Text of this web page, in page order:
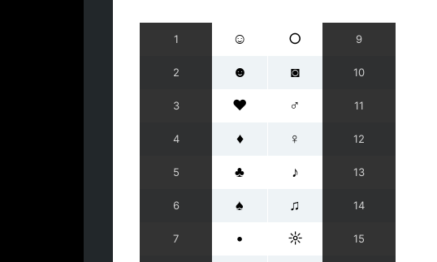
1 ☺
2 ☻
3 ♥
4 ♦
5 ♣
6 ♠
7 •
○ 9
◙ 10
♂ 11
♀ 12
♪ 13
♫ 14
☼ 15